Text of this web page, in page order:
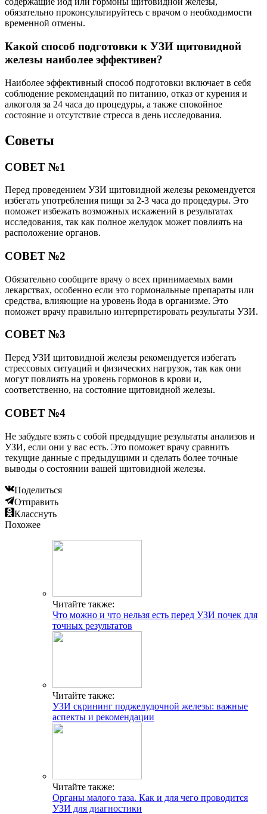
обязательно проконсультируйтесь с врачом о необходимости
временной отмены.
Какой способ подготовки к УЗИ щитовидной
железы наиболее эффективен?
Наиболее эффективный способ подготовки включает в себя
соблюдение рекомендаций по питанию, отказ от курения и
алкоголя за 24 часа до процедуры, а также спокойное
состояние и отсутствие стресса в день исследования.
Советы
СОВЕТ №1
Перед проведением УЗИ щитовидной железы рекомендуется
избегать употребления пищи за 2-3 часа до процедуры. Это
поможет избежать возможных искажений в результатах
исследования, так как полное желудок может повлиять на
расположение органов.
СОВЕТ №2
Обязательно сообщите врачу о всех принимаемых вами
лекарствах, особенно если это гормональные препараты или
средства, влияющие на уровень йода в организме. Это
поможет врачу правильно интерпретировать результаты УЗИ.
СОВЕТ №3
Перед УЗИ щитовидной железы рекомендуется избегать
стрессовых ситуаций и физических нагрузок, так как они
могут повлиять на уровень гормонов в крови и,
соответственно, на состояние щитовидной железы.
СОВЕТ №4
Не забудьте взять с собой предыдущие результаты анализов и
УЗИ, если они у вас есть. Это поможет врачу сравнить
текущие данные с предыдущими и сделать более точные
выводы о состоянии вашей щитовидной железы.
Поделиться
Отправить
Класснуть
Похожее
Читайте также:
Что можно и что нельзя есть перед УЗИ почек для
точных результатов
Читайте также:
УЗИ скрининг поджелудочной железы: важные
аспекты и рекомендации
Читайте также:
Органы малого таза. Как и для чего проводится
УЗИ для диагностики